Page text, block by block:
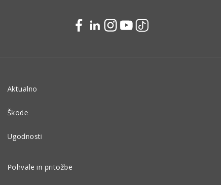
Aktualno
Škode
Ugodnosti
Pohvale in pritožbe